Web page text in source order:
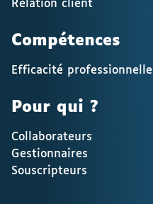
Relation client
Compétences
Efficacité professionnelle
Pour qui ?
Collaborateurs
Gestionnaires
Souscripteurs